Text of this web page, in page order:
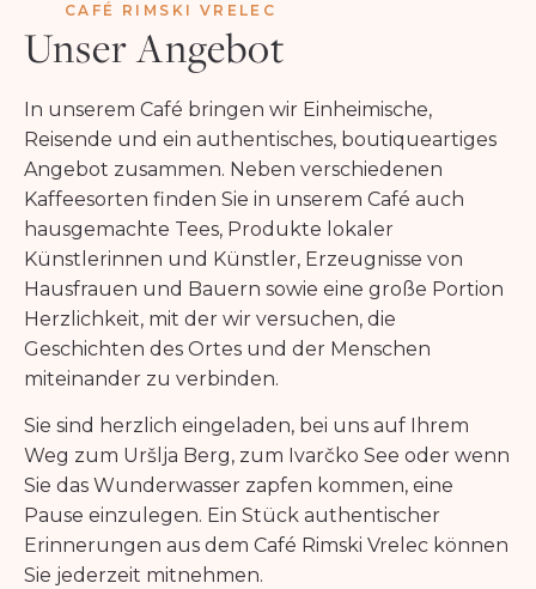
CAFÉ RIMSKI VRELEC
Unser Angebot
In unserem Café bringen wir Einheimische,
Reisende und ein authentisches, boutiqueartiges
Angebot zusammen. Neben verschiedenen
Kaffeesorten finden Sie in unserem Café auch
hausgemachte Tees, Produkte lokaler
Künstlerinnen und Künstler, Erzeugnisse von
Hausfrauen und Bauern sowie eine große Portion
Herzlichkeit, mit der wir versuchen, die
Geschichten des Ortes und der Menschen
miteinander zu verbinden.
Sie sind herzlich eingeladen, bei uns auf Ihrem
Weg zum Uršlja Berg, zum Ivarčko See oder wenn
Sie das Wunderwasser zapfen kommen, eine
Pause einzulegen. Ein Stück authentischer
Erinnerungen aus dem Café Rimski Vrelec können
Sie jederzeit mitnehmen.